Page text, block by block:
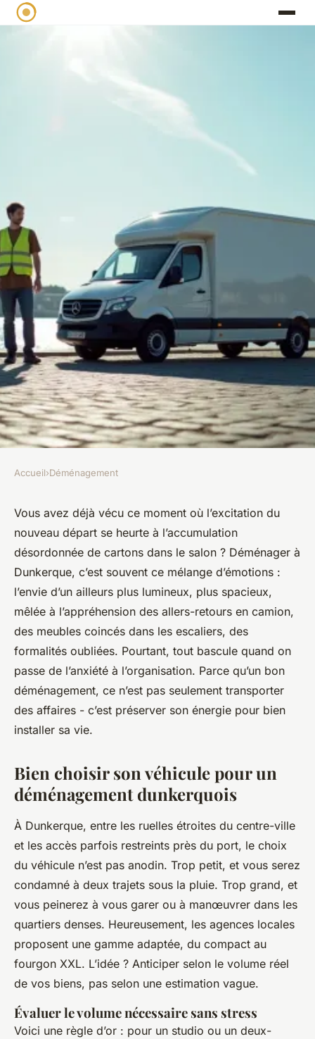
DÉMÉNAGEMENT
Louez un utilitaire à
Dunkerque pour votre
déménagement
Joëlle• 27/06/2026 08:02• 9 min de lecture
Accueil›Déménagement
Vous avez déjà vécu ce moment où l’excitation du
nouveau départ se heurte à l’accumulation
désordonnée de cartons dans le salon ? Déménager à
Dunkerque, c’est souvent ce mélange d’émotions :
l’envie d’un ailleurs plus lumineux, plus spacieux,
mêlée à l’appréhension des allers-retours en camion,
des meubles coincés dans les escaliers, des
formalités oubliées. Pourtant, tout bascule quand on
passe de l’anxiété à l’organisation. Parce qu’un bon
déménagement, ce n’est pas seulement transporter
des affaires - c’est préserver son énergie pour bien
installer sa vie.
Bien choisir son véhicule pour un
déménagement dunkerquois
À Dunkerque, entre les ruelles étroites du centre-ville
et les accès parfois restreints près du port, le choix
du véhicule n’est pas anodin. Trop petit, et vous serez
condamné à deux trajets sous la pluie. Trop grand, et
vous peinerez à vous garer ou à manœuvrer dans les
quartiers denses. Heureusement, les agences locales
proposent une gamme adaptée, du compact au
fourgon XXL. L’idée ? Anticiper selon le volume réel
de vos biens, pas selon une estimation vague.
Évaluer le volume nécessaire sans stress
Voici une règle d’or : pour un studio ou un deux-